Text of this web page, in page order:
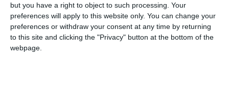
but you have a right to object to such processing. Your
preferences will apply to this website only. You can change your
preferences or withdraw your consent at any time by returning
to this site and clicking the "Privacy" button at the bottom of the
webpage.
Acest formular colectează numele, e-mailul şi conținutul mesajului, astfel încât
să putem urmări comentariile tale pe site. Nu vom folosi datele tale în alt scop.
Pentru mai multe informaţii, consultă politica noastră de confidenţialitate, unde vei
primi mai multe privind informaţii despre cum și de ce stocăm datele tale.